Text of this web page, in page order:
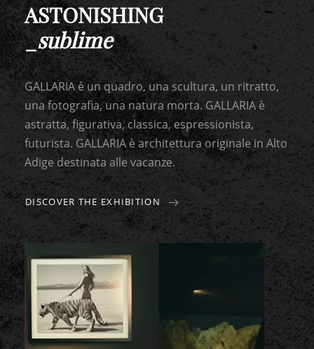
ASTONISHING
_sublime
GALLARIA è un quadro, una scultura, un ritratto,
una fotografia, una natura morta. GALLARIA è
astratta, figurativa, classica, espressionista,
futurista. GALLARIA è architettura originale in Alto
Adige destinata alle vacanze.
DISCOVER THE EXHIBITION